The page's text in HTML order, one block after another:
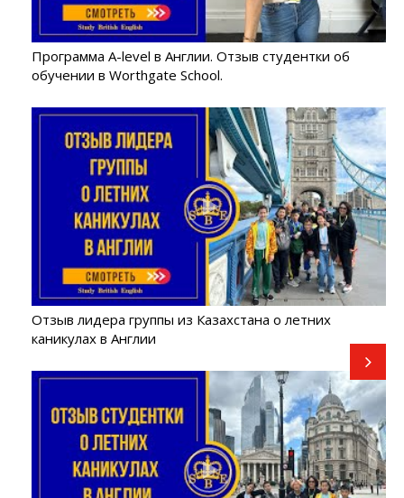
Я хочу, чтобы мне присылали новости и
спецпредложения.
Программа A-level в Англии. Отзыв студентки об
обучении в Worthgate School.
Отзыв лидера группы из Казахстана о летних
каникулах в Англии